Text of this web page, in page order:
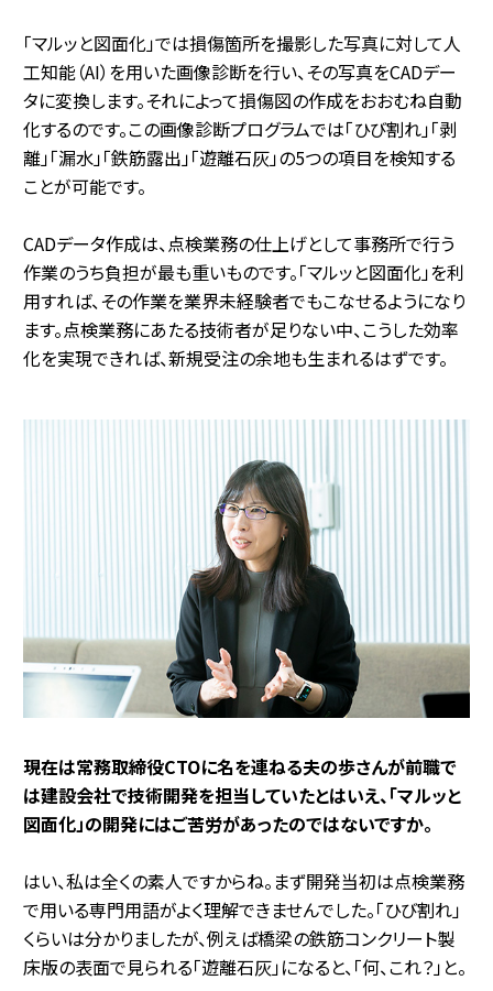
「マルッと図面化」では損傷箇所を撮影した写真に対して人
工知能（AI）を用いた画像診断を行い、その写真をCADデー
タに変換します。それによって損傷図の作成をおおむね自動
化するのです。この画像診断プログラムでは「ひび割れ」「剥
離」「漏水」「鉄筋露出」「遊離石灰」の5つの項目を検知する
ことが可能です。
CADデータ作成は、点検業務の仕上げとして事務所で行う
作業のうち負担が最も重いものです。「マルッと図面化」を利
用すれば、その作業を業界未経験者でもこなせるようになり
ます。点検業務にあたる技術者が足りない中、こうした効率
化を実現できれば、新規受注の余地も生まれるはずです。
――現在は常務取締役CTOに名を連ねる夫の歩さんが前職で
は建設会社で技術開発を担当していたとはいえ、「マルッと
図面化」の開発にはご苦労があったのではないですか。
はい、私は全くの素人ですからね。まず開発当初は点検業務
で用いる専門用語がよく理解できませんでした。「ひび割れ」
くらいは分かりましたが、例えば橋梁の鉄筋コンクリート製
床版の表面で見られる「遊離石灰」になると、「何、これ？」と。